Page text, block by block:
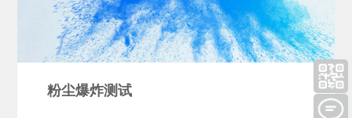
粉尘爆炸测试